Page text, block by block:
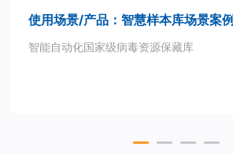
使用场景/产品：智慧样本库场景案例
智能自动化国家级病毒资源保藏库